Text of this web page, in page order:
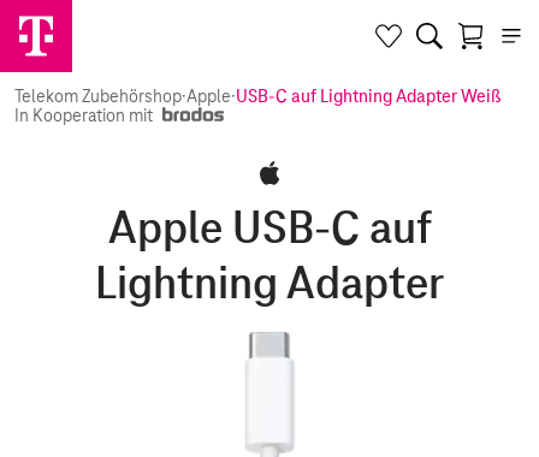
Telekom Zubehörshop·Apple·USB-C auf Lightning Adapter Weiß
In Kooperation mit
Apple USB-C auf
Lightning Adapter